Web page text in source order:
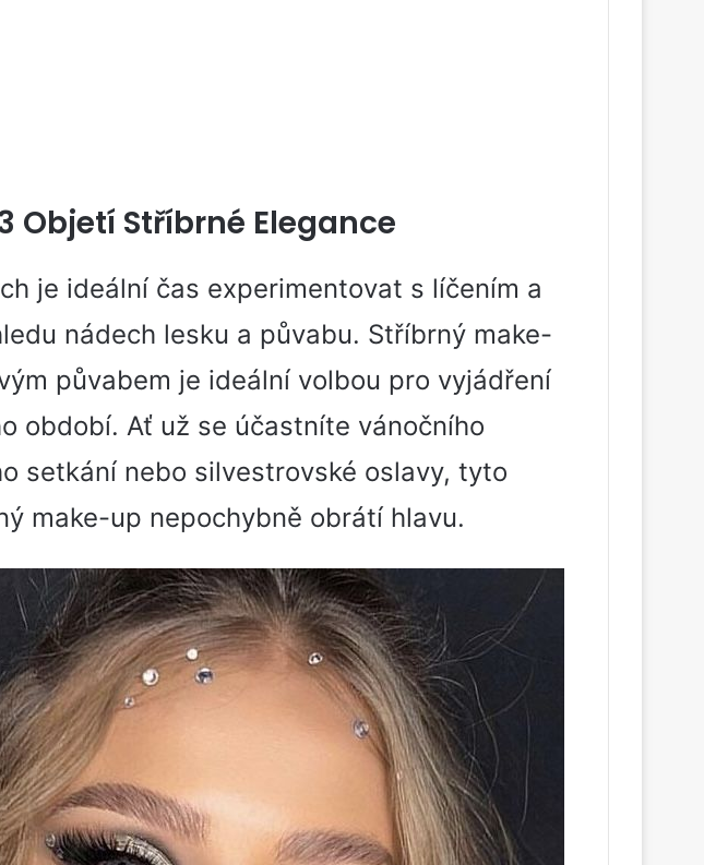
Objetí Stříbrné Elegance
je ideální čas experimentovat s líčením a
nádech lesku a půvabu. Stříbrný make-
půvabem je ideální volbou pro vyjádření
období. Ať už se účastníte vánočního
setkání nebo silvestrovské oslavy, tyto
make-up nepochybně obrátí hlavu.